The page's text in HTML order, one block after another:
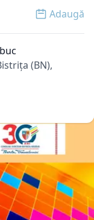
Open
Adaugă
(BN),